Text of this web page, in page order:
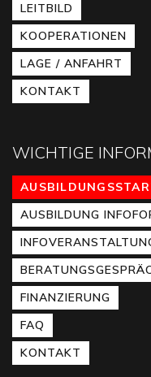
LEITBILD
KOOPERATIONEN
LAGE / ANFAHRT
KONTAKT
WICHTIGE
AUSBILDUNG
FINANZIERUNG
FAQ
KONTAKT